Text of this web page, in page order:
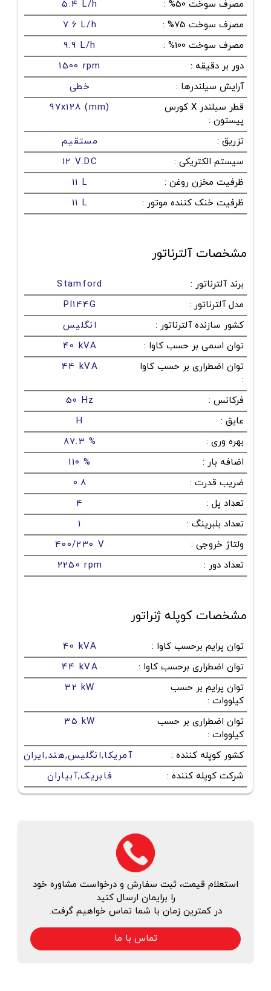
مصرف سوخت 50% :
5.4 L/h
مصرف سوخت 75%
:
7.6 L/h
مصرف سوخت 100%
:
9.9 L/h
دور بر دقیقه :
1500 rpm
آرایش سیلندرها :
خطی
قطر سیلندر X کورس
پیستون :
97x128 (mm)
تزریق :
مستقیم
سیستم الکتریکی :
12 V.DC
ظرفیت مخزن روغن :
11 L
ظرفیت خنک کننده موتور :
11 L
مشخصات آلترناتور
برند آلترناتور :
Stamford
مدل آلترناتور :
PI144G
کشور سازنده آلترناتور :
انگلیس
توان اسمی بر حسب کاوا :
40 kVA
توان اضطراری بر حسب کاوا
:
44 kVA
فرکانس :
50 Hz
عایق :
H
بهره وری :
87.3 %
اضافه بار :
110 %
ضریب قدرت :
0.8
تعداد پل :
4
تعداد بلبرینگ :
1
ولتاژ خروجی :
400/230 V
تعداد دور :
2250 rpm
مشخصات کوپله ژنراتور
توان پرایم برحسب کاوا :
40 kVA
توان اضطراری برحسب کاوا :
44 kVA
توان پرایم بر حسب
کیلووات :
32 kW
توان اضطراری بر حسب
کیلووات :
35 kW
کشور کوپله کننده :
آمریکا,انگلیس,هند,ایران
شرکت کوپله کننده : فابریک,آبیاران
استعلام قیمت، ثبت سفارش و درخواست مشاوره خود
را برایمان ارسال کنید
در کمترین زمان با شما تماس خواهیم گرفت.
تماس با ما